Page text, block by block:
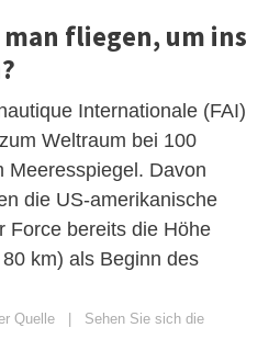
man fliegen, um ins
Internationale (FAI)
Weltraum bei 100
Meeresspiegel. Davon
die US-amerikanische
Force bereits die Höhe
km) als Beginn des
Quelle
Sehen Sie sich die